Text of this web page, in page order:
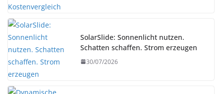
SolarSlide: Sonnenlicht nutzen.
Schatten schaffen. Strom erzeugen
30/07/2026